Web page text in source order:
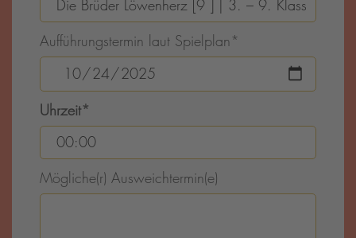
Aufführungstermin laut Spielplan*
Uhrzeit*
Mögliche(r) Ausweichtermin(e)